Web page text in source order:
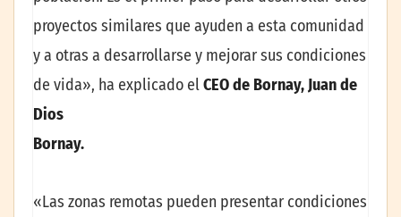
proyectos similares que ayuden a esta comunidad
y a otras a desarrollarse y mejorar sus condiciones
de vida», ha explicado elCEO de Bornay, Juan de
Dios
Bornay.
«Las zonas remotas pueden presentar condiciones